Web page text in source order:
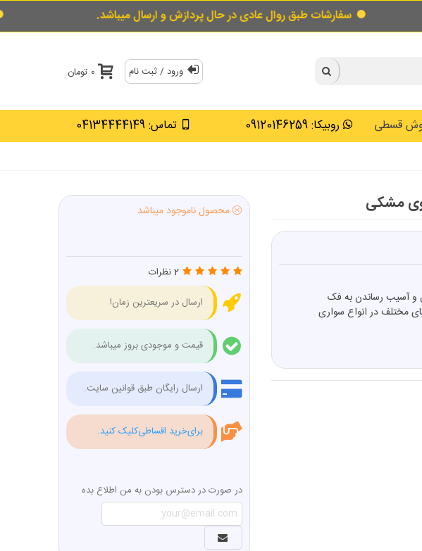
سفارشات طبق روال عادی در حال پردازش و ارسال میباشد. برای خرید
ورود / ثبت نام 0 تومان
روبیکا: 09120146259 تماس: 04134444149 قسطی
مشکی
و آسیب رساندن به فک
مختلف در انواع سواری
محصول ناموجود میباشد
2 نظرات
ارسال در سریعترین زمان!
قیمت و موجودی بروز میباشد.
ارسال رایگان طبق قوانین سایت.
برای‌خرید اقساطی‌کلیک کنید.
در صورت در دسترس بودن به من اطلاع بده